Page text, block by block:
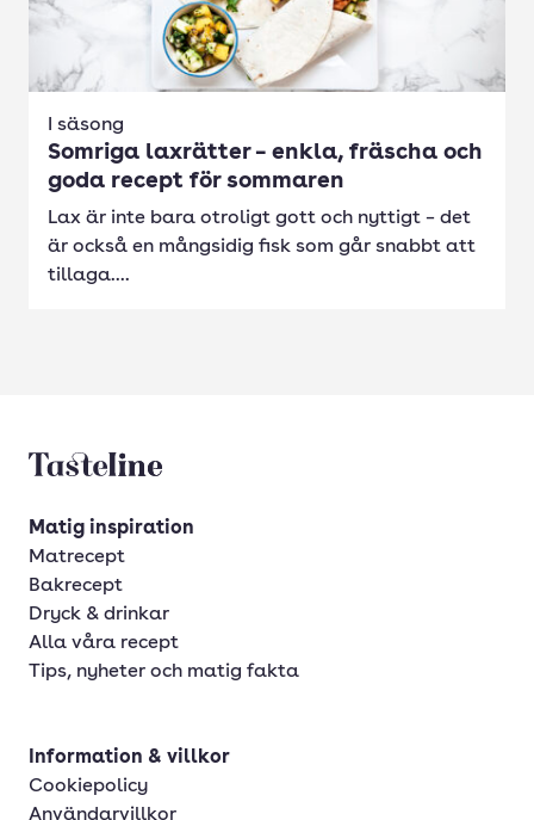
I säsong
Somriga laxrätter – enkla, fräscha och
goda recept för sommaren
Lax är inte bara otroligt gott och nyttigt – det
är också en mångsidig fisk som går snabbt att
tillaga....
Tasteline startsida
Matig inspiration
Matrecept
Bakrecept
Dryck & drinkar
Alla våra recept
Tips, nyheter och matig fakta
Information & villkor
Cookiepolicy
Användarvillkor